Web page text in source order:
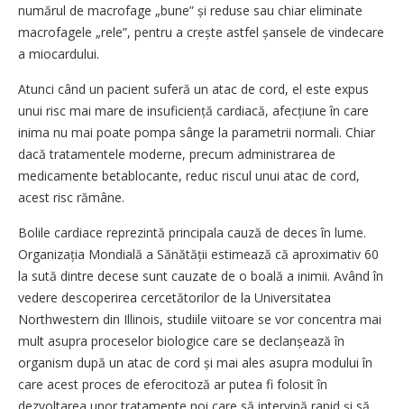
numărul de macrofage „bune” și reduse sau chiar eliminate
macrofagele „rele”, pentru a crește astfel șansele de vindecare
a miocardului.
Atunci când un pacient suferă un atac de cord, el este expus
unui risc mai mare de insufi­ciență cardiacă, afecțiune în care
inima nu mai poate pompa sânge la parametrii normali. Chiar
dacă tratamentele moderne, precum administrarea de
medicamente betablocante, reduc riscul unui atac de cord,
acest risc rămâne.
Bolile cardiace reprezintă principala cauză de deces în lume.
Organizația Mondială a Sănătății estimează că aproximativ 60
la sută dintre decese sunt cauzate de o boală a inimii. Având în
vedere descoperirea cercetătorilor de la Universitatea
Northwestern din Illinois, studiile viitoare se vor concentra mai
mult asupra proceselor biologice care se declanșează în
organism după un atac de cord și mai ales asupra modului în
care acest proces de eferocitoză ar putea fi folosit în